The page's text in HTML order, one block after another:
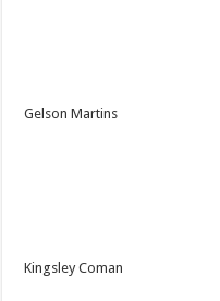
Gelson Martins
Kingsley Coman